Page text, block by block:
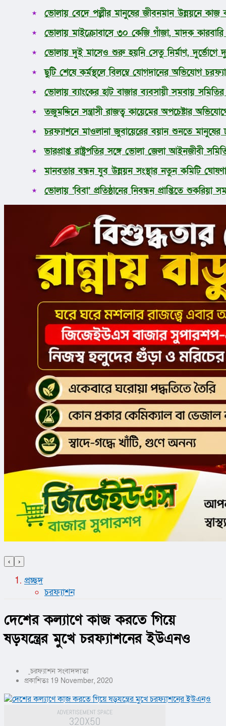
ধর্ম
লাইফস্টাইল
সোশ্যাল মিডিয়া
বিজ্ঞান ও প্রযুক্তি
ভোলায় বেদে পল্লীর মানুষের জীবনমান উন্নয়নে কাজ
ভোলায় মাইক্রোবাসে ৩০ কেজি গাঁজা, মাদক
ভোলায় দুই মাসেও শুরু হয়নি সেতু নির্মাণ, দুর্ভোগে
ছুটি শেষে কর্মস্থলে বিলম্বে যোগদানের অভিযোগ
ভোলায় ব্যাংকের হাট বাজার ব্যবসায়ী সমবায় সমিতির
তজুমদ্দিনে সন্ত্রাসী রাজত্ব কায়েমের অপচেষ্টার
চরফ্যাশনে মাওলানা জুবায়েরের বয়ান শুনতে মানুষের
ভারপ্রাপ্ত রাষ্ট্রপতির সঙ্গে ভোলা জেলা আইনজীবী
মানবতার বন্ধন যুব উন্নয়ন সংস্থার নতুন কমিটি ঘোষণা
ভোলায় ‘বিবা’ প্রতিষ্ঠানের নিবন্ধন প্রাপ্তিতে
‹ ›
প্রচ্ছদ
চরফ্যাশন
দেশের কল্যাণে কাজ করতে গিয়ে
ষড়যন্ত্রের মুখে চরফ্যাশনের ইউএনও
চরফ্যাশন সংবাদদাতা
প্রকাশিতঃ 19 November, 2020